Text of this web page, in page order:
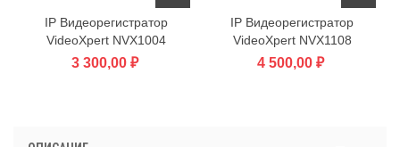
IP Видеорегистратор
VideoXpert NVX1004
3 300,00 ₽
IP Видеорегистратор
VideoXpert NVX1108
4 500,00 ₽